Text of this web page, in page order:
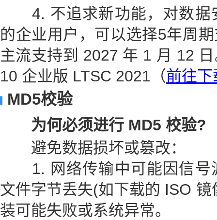
4. 不追求新功能，对数据
的企业用户，可以选择5年周
主流支持到 2027 年 1 月 12
10 企业版 LTSC 2021（前往下
MD5校验
为何必须进行 MD5 校验?
避免数据损坏或篡改：
1. 网络传输中可能因信号
文件字节丢失(如下载的 ISO
装可能失败或系统异常。